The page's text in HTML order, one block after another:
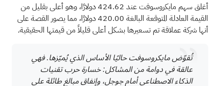
أغلق سهم مايكروسوفت عند 424.62 دولارًا، وهو أعلى بقليل من
القيمة العادلة المتوقعة البالغة 420.00 دولارًا، مما يصور القصة على
أنها شركة عملاقة تم تسعيرها بشكل أعلى قليلاً من قيمتها الحقيقية.
تُقوّض مايكروسوفت حاليًا الأساس الذي يُميّزها. فهي
عالقة في دوامة من المشاكل: خسارة حرب تقنيات
الذكاء الاصطناعي أمام جوجل، وإنفاق مبالغ طائلة على